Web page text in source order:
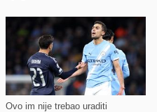
Ovo im nije trebao uraditi